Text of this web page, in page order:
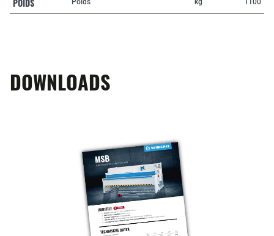
POIDS Poids kg 1100
DOWNLOADS